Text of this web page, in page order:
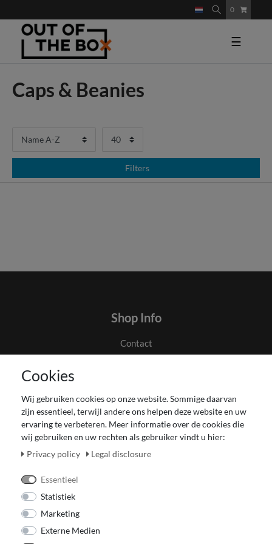
0
☰
Caps & Beanies
Filters
Shop Info
Contact
Impressum
Herroepingsrecht voor verbruiker
Betaling en levering
Onze Fashion Store
Cookies
Wij gebruiken cookies op onze website. Sommige daarvan
zijn essentieel, terwijl andere ons helpen deze website en uw
ervaring te verbeteren. Meer informatie over de cookies die
wij gebruiken en uw rechten als gebruiker vindt u hier:
Privacy policy
Legal disclosure
Essentieel
Statistiek
Marketing
Externe Medien